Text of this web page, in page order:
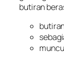
butiran